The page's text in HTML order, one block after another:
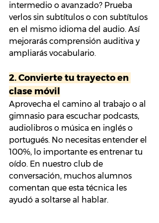
intermedio o avanzado? Prueba
verlos sin subtítulos o con subtítulos
en el mismo idioma del audio. Así
mejorarás comprensión auditiva y
ampliarás vocabulario.
2. Convierte tu trayecto en
clase móvil
Aprovecha el camino al trabajo o al
gimnasio para escuchar podcasts,
audiolibros o música en inglés o
portugués. No necesitas entender el
100%, lo importante es entrenar tu
oído. En nuestro club de
conversación, muchos alumnos
comentan que esta técnica les
ayudó a soltarse al hablar.